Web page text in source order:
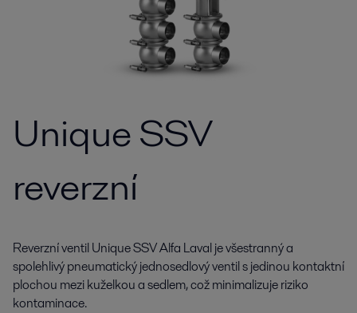
Unique SSV
reverzní
Reverzní ventil Unique SSV Alfa Laval je všestranný a
spolehlivý pneumatický jednosedlový ventil s jedinou kontaktní
plochou mezi kuželkou a sedlem, což minimalizuje riziko
kontaminace.